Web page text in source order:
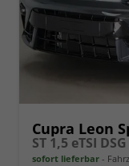
Cupra Leon
ST 1,5 eTSI
sofort lieferbar